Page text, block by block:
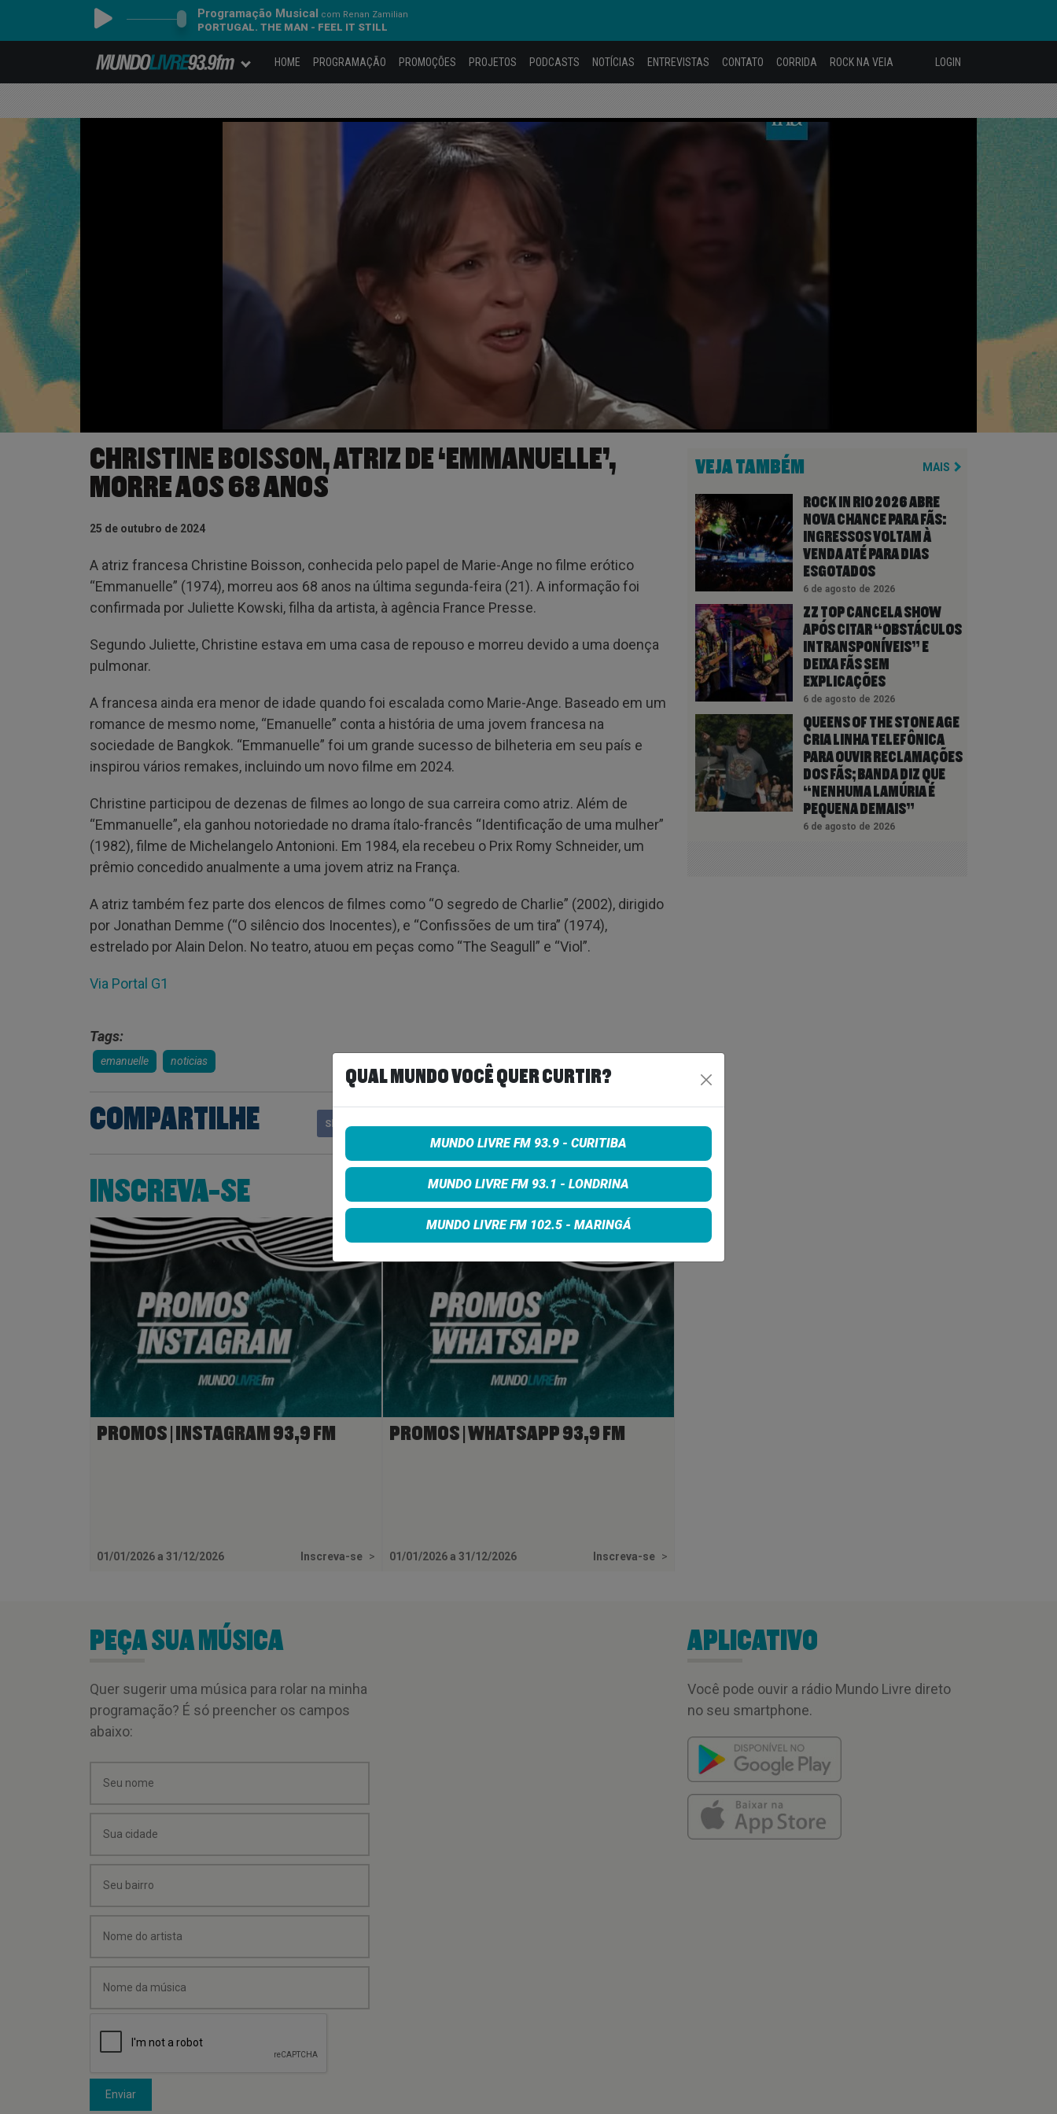
Programação Musical com Renan Zamilian
PORTUGAL. THE MAN - FEEL IT STILL
HOME PROGRAMAÇÃO PROMOÇÕES PROJETOS PODCASTS NOTÍCIAS ENTREVISTAS CONTATO CORRIDA ROCK NA VEIA LOGIN
CHRISTINE BOISSON, ATRIZ DE ‘EMMANUELLE’,
MORRE AOS 68 ANOS
25 de outubro de 2024
A atriz francesa Christine Boisson, conhecida pelo papel de Marie-Ange no filme erótico
“Emmanuelle” (1974), morreu aos 68 anos na última segunda-feira (21). A informação foi
confirmada por Juliette Kowski, filha da artista, à agência France Presse.
Segundo Juliette, Christine estava em uma casa de repouso e morreu devido a uma doença
pulmonar.
A francesa ainda era menor de idade quando foi escalada como Marie-Ange. Baseado em um
romance de mesmo nome, “Emanuelle” conta a história de uma jovem francesa na
sociedade de Bangkok. “Emmanuelle” foi um grande sucesso de bilheteria em seu país e
inspirou vários remakes, incluindo um novo filme em 2024.
Christine participou de dezenas de filmes ao longo de sua carreira como atriz. Além de
“Emmanuelle”, ela ganhou notoriedade no drama ítalo-francês “Identificação de uma mulher”
(1982), filme de Michelangelo Antonioni. Em 1984, ela recebeu o Prix Romy Schneider, um
prêmio concedido anualmente a uma jovem atriz na França.
A atriz também fez parte dos elencos de filmes como “O segredo de Charlie” (2002), dirigido
por Jonathan Demme (“O silêncio dos Inocentes), e “Confissões de um tira” (1974),
estrelado por Alain Delon. No teatro, atuou em peças como “The Seagull” e “Viol”.
Via Portal G1
Tags:
emanuelle noticias
COMPARTILHE Share on Facebook
VEJA TAMBÉM MAIS
ROCK IN RIO 2026 ABRE
NOVA CHANCE PARA FÃS:
INGRESSOS VOLTAM À
VENDA ATÉ PARA DIAS
ESGOTADOS
6 de agosto de 2026
ZZ TOP CANCELA SHOW
APÓS CITAR “OBSTÁCULOS
INTRANSPONÍVEIS” E
DEIXA FÃS SEM
EXPLICAÇÕES
6 de agosto de 2026
QUEENS OF THE STONE AGE
CRIA LINHA TELEFÔNICA
PARA OUVIR RECLAMAÇÕES
DOS FÃS; BANDA DIZ QUE
“NENHUMA LAMÚRIA É
PEQUENA DEMAIS”
6 de agosto de 2026
INSCREVA-SE
PROMOS | INSTAGRAM 93,9 FM
01/01/2026 a 31/12/2026 Inscreva-se >
PROMOS | WHATSAPP 93,9 FM
01/01/2026 a 31/12/2026 Inscreva-se >
PEÇA SUA MÚSICA
Quer sugerir uma música para rolar na minha
programação? É só preencher os campos
abaixo:
Enviar
APLICATIVO
Você pode ouvir a rádio Mundo Livre direto
no seu smartphone.
QUAL MUNDO VOCÊ QUER CURTIR?
MUNDO LIVRE FM 93.9 - CURITIBA
MUNDO LIVRE FM 93.1 - LONDRINA
MUNDO LIVRE FM 102.5 - MARINGÁ